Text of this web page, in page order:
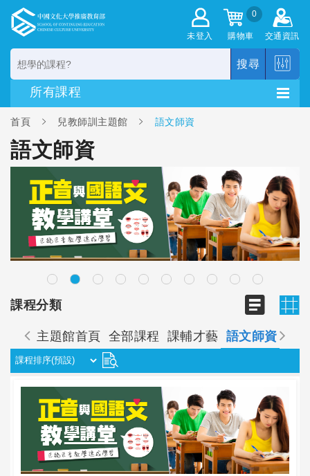
未登入
0
購物車 交通資訊
搜尋
首頁 兒教師訓主題館 語文師資
語文師資
課程分類
主題館首頁 全部課程 課輔才藝 語文師資 經